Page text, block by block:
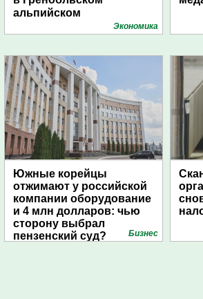
альпийском
Экономика
Южные корейцы
отжимают у российской
компании оборудование
и 4 млн долларов: чью
сторону выбрал
пензенский суд?
Бизнес